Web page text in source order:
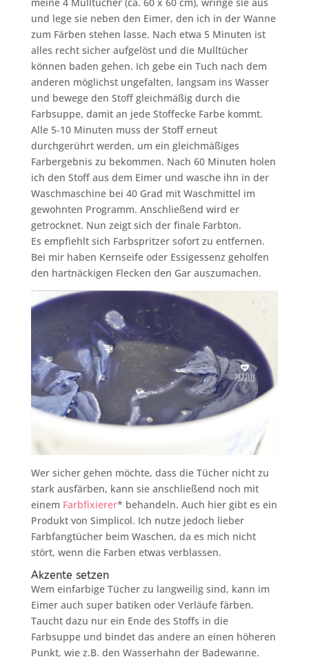
und lege sie neben den Eimer, den ich in der Wanne
zum Färben stehen lasse. Nach etwa 5 Minuten ist
alles recht sicher aufgelöst und die Mulltücher
können baden gehen. Ich gebe ein Tuch nach dem
anderen möglichst ungefalten, langsam ins Wasser
und bewege den Stoff gleichmäßig durch die
Farbsuppe, damit an jede Stoffecke Farbe kommt.
Alle 5-10 Minuten muss der Stoff erneut
durchgerührt werden, um ein gleichmäßiges
Farbergebnis zu bekommen. Nach 60 Minuten holen
ich den Stoff aus dem Eimer und wasche ihn in der
Waschmaschine bei 40 Grad mit Waschmittel im
gewohnten Programm. Anschließend wird er
getrocknet. Nun zeigt sich der finale Farbton.
Es empfiehlt sich Farbspritzer sofort zu entfernen.
Bei mir haben Kernseife oder Essigessenz geholfen
den hartnäckigen Flecken den Gar auszumachen.
Wer sicher gehen möchte, dass die Tücher nicht zu
stark ausfärben, kann sie anschließend noch mit
einem Farbfixierer* behandeln. Auch hier gibt es ein
Produkt von Simplicol. Ich nutze jedoch lieber
Farbfangtücher beim Waschen, da es mich nicht
stört, wenn die Farben etwas verblassen.
Akzente setzen
Wem einfarbige Tücher zu langweilig sind, kann im
Eimer auch super batiken oder Verläufe färben.
Taucht dazu nur ein Ende des Stoffs in die
Farbsuppe und bindet das andere an einen höheren
Punkt, wie z.B. den Wasserhahn der Badewanne.